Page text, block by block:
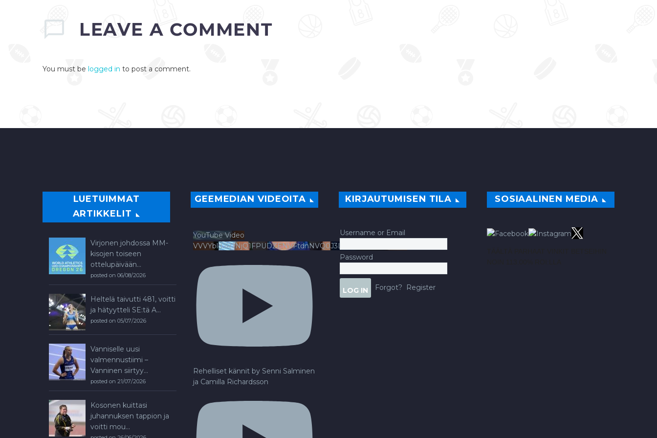
LEAVEA COMMENT
You must be logged in to post a comment.
LUETUIMMAT
ARTIKKELIT
Virjonen johdossa MM-
kisojen toiseen
ottelupäivään...
posted on 06/08/2026
Heltelä taivutti 481, voitti
ja hätyytteli SE:tä A...
posted on 05/07/2026
Vanniselle uusi
valmennustiimi –
Vanninen siirtyy...
posted on 21/07/2026
Kosonen kuittasi
juhannuksen tappion ja
voitti mou...
GEEMEDIAN VIDEOITA
YouTube Video
VVVYbldJRTNjQ1FPUDZENVFtdnNVQ0J3LlFsbURXQWNIYldv
Rehelliset kännit by Senni Salminen
ja Camilla Richardsson
KIRJAUTUMISEN TILA
Username or Email
Password
Forgot? Register
SOSIAALINEN MEDIA